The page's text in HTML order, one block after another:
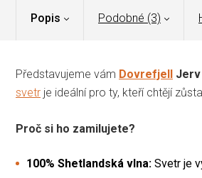
Popis Podobné (3)
Představujeme vám Dovrefjell Jerv
svetr je ideální pro ty, kteří chtějí
Proč si ho zamilujete?
100% Shetlandská vlna: Svetr je